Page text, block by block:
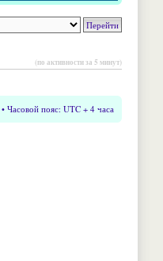
(по активности за 5 минут)
• Часовой пояс: UTC + 4 часа